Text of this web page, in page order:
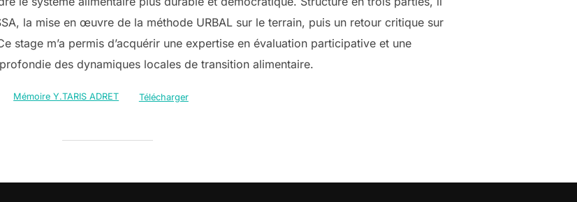
la mise en œuvre de la méthode URBAL sur le terrain, puis un retour critique sur
stage m’a permis d’acquérir une expertise en évaluation participative et une
des dynamiques locales de transition alimentaire.
Mémoire Y.TARIS ADRET Télécharger